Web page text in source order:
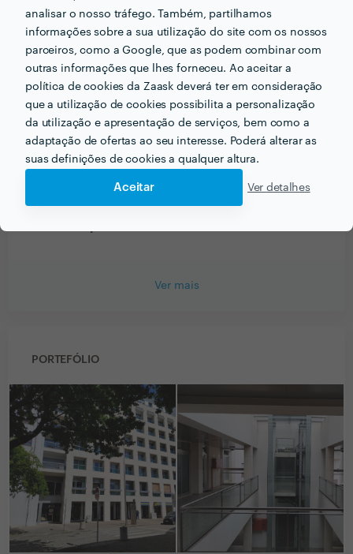
analisar o nosso tráfego. Também, partilhamos
informações sobre a sua utilização do site com os nossos
parceiros, como a Google, que as podem combinar com
outras informações que lhes forneceu. Ao aceitar a
política de cookies da Zaask deverá ter em consideração
que a utilização de cookies possibilita a personalização
da utilização e apresentação de serviços, bem como a
adaptação de ofertas ao seu interesse. Poderá alterar as
suas definições de cookies a qualquer altura.
Aceitar Ver detalhes
Santos - Porto
Trabalho realizado fora da plataforma
10 Fev 2017
um trabalho de orientação fiscal e elaboração de
declarações ao IRS para mim desde 2010, sempre de
forma atempada e eficaz. Estou muito satisfeito com o
serviço prestado até hoje e recomendo seus serviços
Ver mais
PORTEFÓLIO